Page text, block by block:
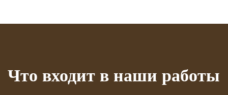
Что входит в наши работы